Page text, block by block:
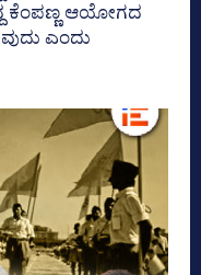
ಕೆಂಪಣ್ಣ ಆಯೋಗದ
ಎಂದು